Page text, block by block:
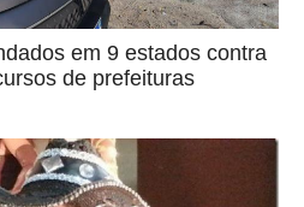
em 9 estados contra
de prefeituras